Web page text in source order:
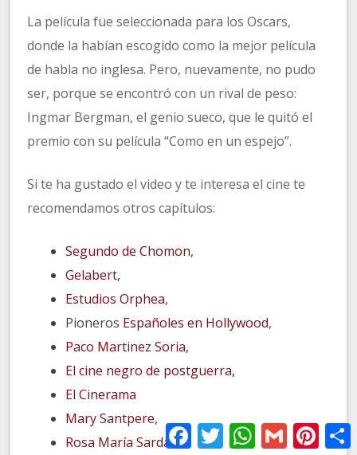
La película fue seleccionada para los Oscars,
donde la habían escogido como la mejor película
de habla no inglesa. Pero, nuevamente, no pudo
ser, porque se encontró con un rival de peso:
Ingmar Bergman, el genio sueco, que le quitó el
premio con su película “Como en un espejo”.
Si te ha gustado el video y te interesa el cine te
recomendamos otros capítulos:
Segundo de Chomon,
Gelabert,
Estudios Orphea,
Pioneros Españoles en Hollywood,
Paco Martinez Soria,
El cine negro de postguerra,
El Cinerama
Mary Santpere,
Rosa María Sardà,
FacebookTwitterWhatsApp
Gmail